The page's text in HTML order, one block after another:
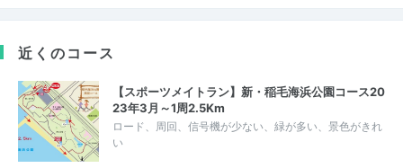
近くのコース
【スポーツメイトラン】新・稲毛海浜公園コース20
23年3月～1周2.5Km
ロード、周回、信号機が少ない、緑が多い、景色がきれ
い